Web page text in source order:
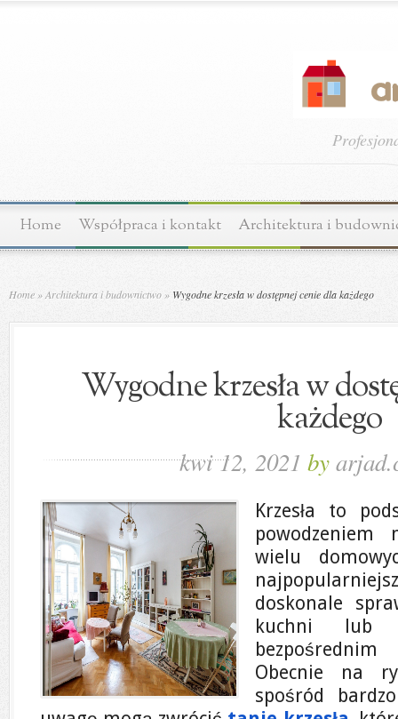
Home Współpraca i kontakt Architektura i
Home »Architektura i budownictwo » Wygodne krzesła w dostępnej cenie dla każdego
Wygodne krzesła w
każdego
kwi 12, 2021 by
Krzesła to
powodzeniem
wielu
doskonale
kuchni lub
Obecnie na
spośród